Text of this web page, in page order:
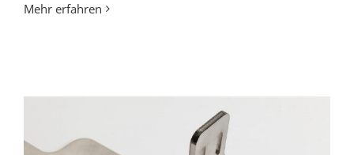
Mehr erfahren